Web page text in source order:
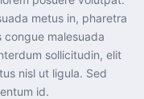
metus in, pharetra
malesuada
sollicitudin, elit
nisl ut ligula. Sed
id.